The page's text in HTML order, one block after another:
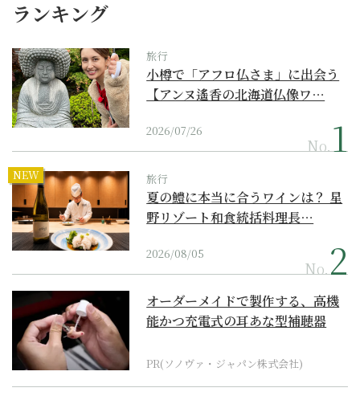
ランキング
旅行
小樽で「アフロ仏さま」に出会う
【アンヌ遙香の北海道仏像ワ…
2026/07/26
No.
NEW 旅行
夏の鱧に本当に合うワインは？ 星
野リゾート和食統括料理長…
2026/08/05
No.
オーダーメイドで製作する、高機
能かつ充電式の耳あな型補聴器
PR(ソノヴァ・ジャパン株式会社)